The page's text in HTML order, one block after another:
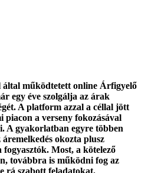
által működtetett online Árfigyelő
egy éve szolgálja az árak
A platform azzal a céllal jött
piacon a verseny fokozásával
A gyakorlatban egyre többen
okozta plusz
Most, a kötelező
továbbra is működni fog az
rá szabott feladatokat.